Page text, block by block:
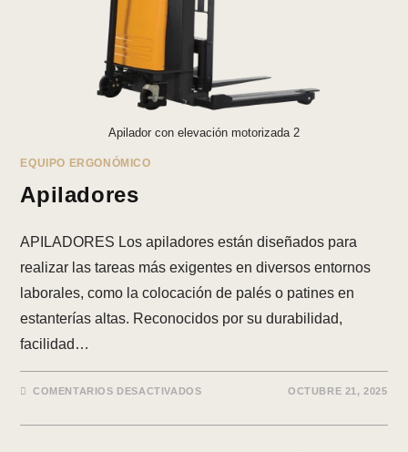
Apilador con elevación motorizada 2
EQUIPO ERGONÓMICO
Apiladores
APILADORES Los apiladores están diseñados para
realizar las tareas más exigentes en diversos entornos
laborales, como la colocación de palés o patines en
estanterías altas. Reconocidos por su durabilidad,
facilidad…
COMENTARIOS DESACTIVADOSEN
OCTUBRE 21, 2025